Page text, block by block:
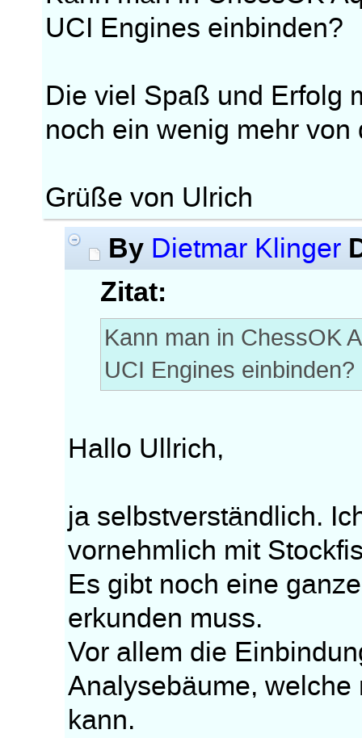
UCI Engines einbinden?
Die viel Spaß und Erfolg
noch ein wenig mehr
Grüße von Ulrich
By Dietmar Klinger
Zitat:
Kann man in ChessOK
UCI Engines einbinden?
Hallo Ullrich,
ja selbstverständlich.
vornehmlich mit
Es gibt noch eine
erkunden muss.
Vor allem die
Analysebäume,
kann.